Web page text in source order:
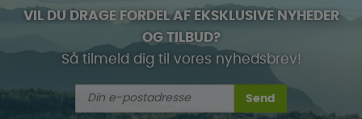
VIL DU DRAGE FORDEL AF EKSKLUSIVE NYHEDER
OG TILBUD?
Så tilmeld dig til vores nyhedsbrev!
Send